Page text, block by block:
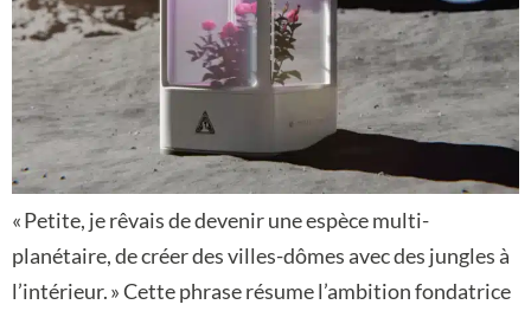
« Petite, je rêvais de devenir une espèce multi-
planétaire, de créer des villes-dômes avec des jungles à
l’intérieur. » Cette phrase résume l’ambition fondatrice